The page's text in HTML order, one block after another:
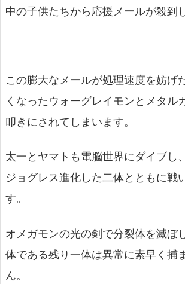
中の子供たちから応援メールが殺到
この膨大なメールが処理速度を妨げ
くなったウォーグレイモンとメタル
叩きにされてしまいます。
太一とヤマトも電脳世界にダイブし
ジョグレス進化した二体とともに戦
す。
オメガモンの光の剣で分裂体を滅ぼ
体である残り一体は異常に素早く捕
ん。